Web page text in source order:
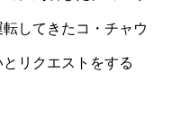
してきたコ・チャウ
リクエストをする